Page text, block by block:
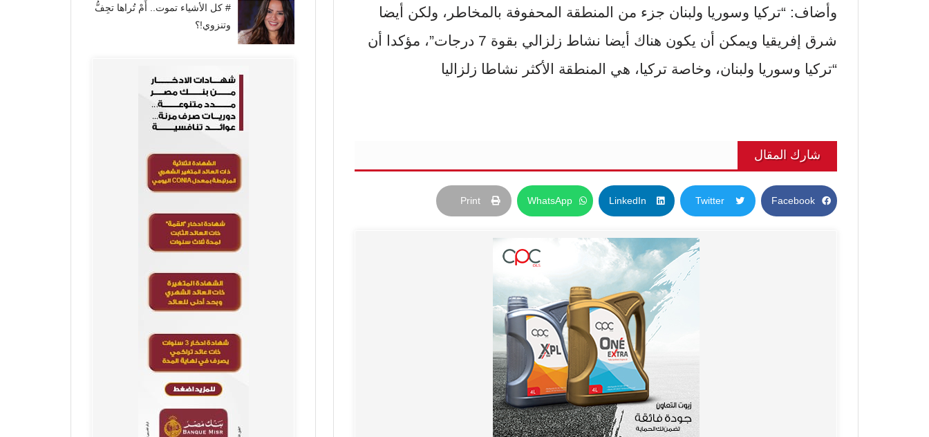
وأضاف: “تركيا وسوريا ولبنان جزء من المنطقة المحفوفة بالمخاطر، ولكن أيضا
شرق إفريقيا ويمكن أن يكون هناك أيضا نشاط زلزالي بقوة 7 درجات”، مؤكدا أن
“تركيا وسوريا ولبنان، وخاصة تركيا، هي المنطقة الأكثر نشاطا زلزاليا
شارك المقال
Facebook
Twitter
LinkedIn
WhatsApp
Print
# كل الأشياء تموت.. أَمْ تُراها تجِفُّ
وتنزوي!؟